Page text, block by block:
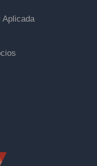
Aplicada